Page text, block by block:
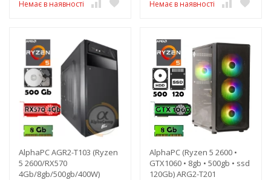
Немає в наявності Немає в наявності
AlphaPC AGR2-T103 (Ryzen
5 2600/RX570
4Gb/8gb/500gb/400W)
AlphaPC (Ryzen 5 2600 •
GTX1060 • 8gb • 500gb • ssd
120Gb) ARG2-T201